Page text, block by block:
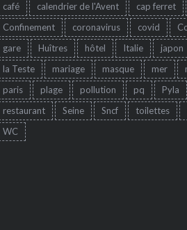
café
calendrier de l'Avent cap ferret
Confinement
coronavirus covid
gare
Huîtres hôtel Italie japon
la Teste
mariage masque mer
paris
plage pollution pq Pyla
restaurant
Seine Sncf toilettes
WC